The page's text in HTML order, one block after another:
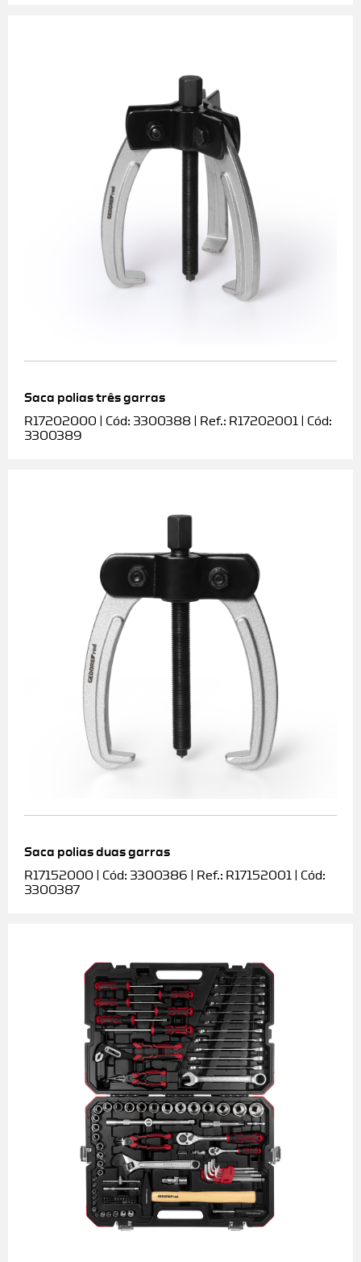
Saca polias três garras
R17202000 | Cód: 3300388 | Ref.: R17202001 | Cód:
3300389
Saca polias duas garras
R17152000 | Cód: 3300386 | Ref.: R17152001 | Cód:
3300387